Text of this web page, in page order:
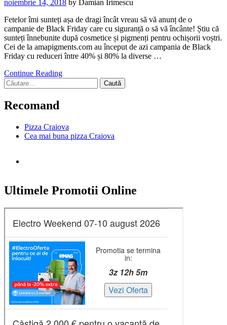
noiembrie 14, 2018 by Damian Irimescu
Fetelor îmi sunteți așa de dragi încât vreau să vă anunț de o
campanie de Black Friday care cu siguranță o să vă încânte! Știu că
sunteți înnebunite după cosmetice și pigmenți pentru ochișorii voștri.
Cei de la amapigments.com au început de azi campania de Black
Friday cu reduceri între 40% și 80% la diverse …
Continue Reading
Caută
după:
Recomand
Pizza Craiova
Cea mai buna pizza Craiova
Ultimele Promotii Online